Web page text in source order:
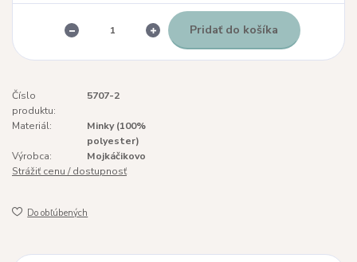
Pridať do košíka
Číslo
produktu:
5707-2
Materiál:
Minky (100%
polyester)
Výrobca:
Mojkáčikovo
Strážiť cenu / dostupnosť
Do obľúbených